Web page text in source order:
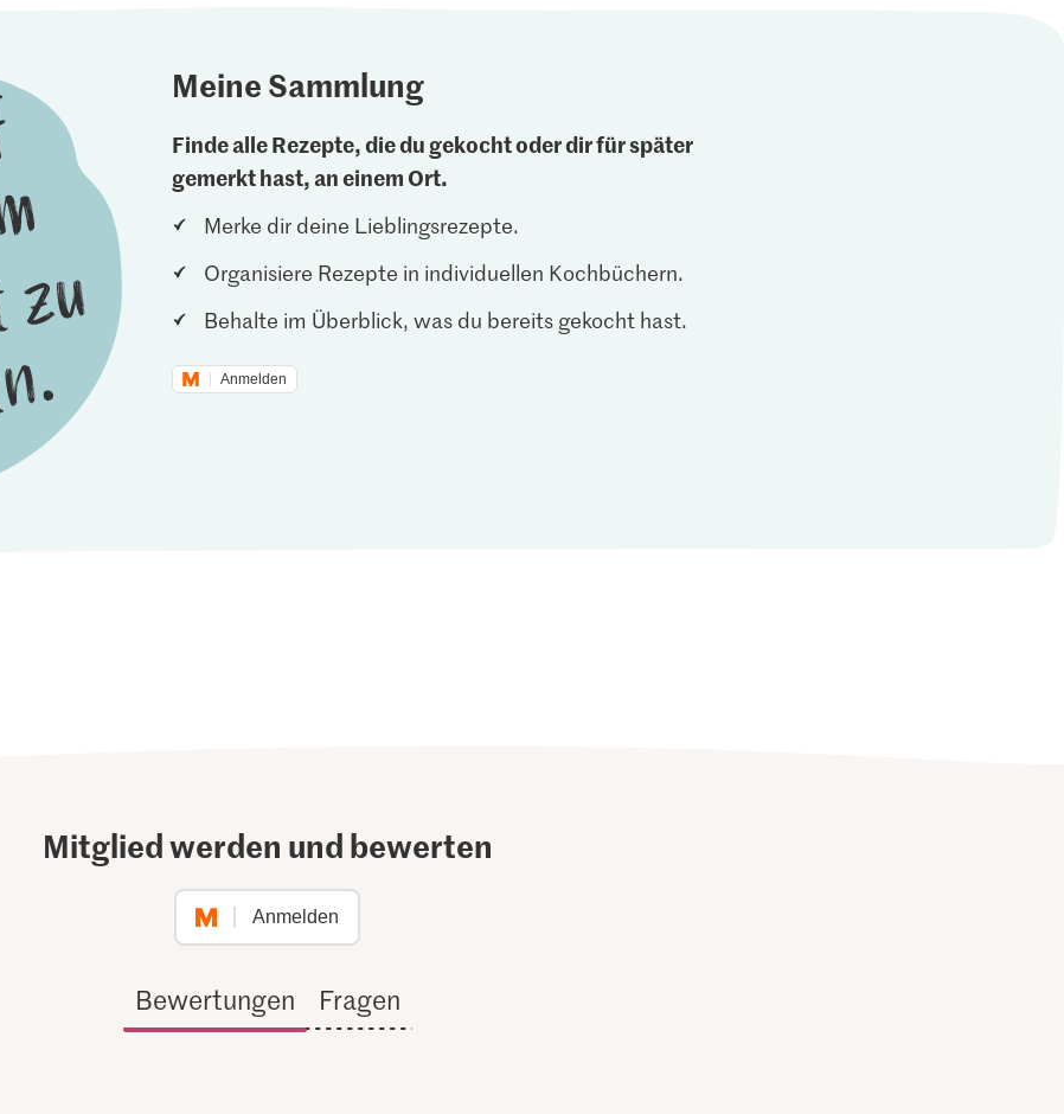
Meine Sammlung
Finde alle Rezepte, die du gekocht oder dir für später
gemerkt hast, an einem Ort.
Merke dir deine Lieblingsrezepte.
Organisiere Rezepte in individuellen Kochbüchern.
Behalte im Überblick, was du bereits gekocht hast.
Anmelden
Mitglied werden und bewerten
Anmelden
Bewertungen Fragen